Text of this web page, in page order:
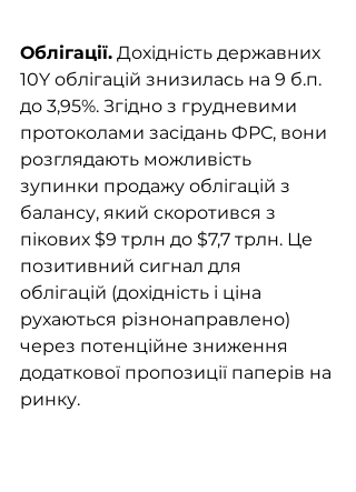
Облігації. Дохідність державних
10Y облігацій знизилась на 9 б.п.
до 3,95%. Згідно з грудневими
протоколами засідань ФРС, вони
розглядають можливість
зупинки продажу облігацій з
балансу, який скоротився з
пікових $9 трлн до $7,7 трлн. Це
позитивний сигнал для
облігацій (дохідність і ціна
рухаються різнонаправлено)
через потенційне зниження
додаткової пропозиції паперів на
ринку.